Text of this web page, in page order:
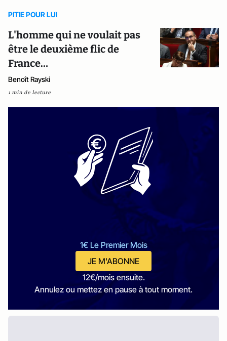
PITIE POUR LUI
L'homme qui ne voulait pas
être le deuxième flic de
France…
Benoît Rayski
1 min de lecture
1€ Le Premier Mois
JE M'ABONNE
12€/mois ensuite.
Annulez ou mettez en pause à tout moment.